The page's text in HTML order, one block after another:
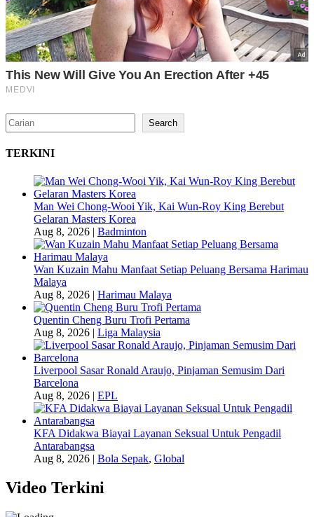
Search Search
TERKINI
Man Wei Chong-Wooi Yik, Kai Wun-Roy King Berebut
Gelaran Masters Korea
Aug 8, 2026 | Badminton
Wan Kuzain Mahu Manfaat Setiap Peluang Bersama Harimau
Malaya
Aug 8, 2026 | Harimau Malaya
Quentin Cheng Buru Trofi Pertama
Aug 8, 2026 | Liga Malaysia
Liverpool Sasar Ronald Araujo, Pinjaman Semusim Dari
Barcelona
Aug 8, 2026 | EPL
KFA Didakwa Biayai Layanan Seksual Untuk Pengadil
Antarabangsa
Aug 8, 2026 | Bola Sepak, Global
Video Terkini